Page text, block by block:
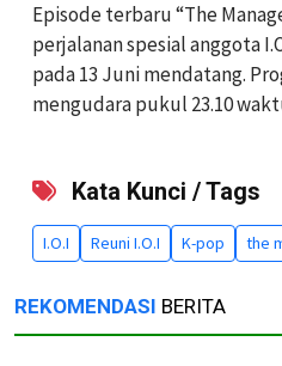
Episode terbaru “The
perjalanan spesial anggota
pada 13 Juni mendatang.
mengudara pukul 23.10
Kata Kunci / Tags
I.O.I Reuni I.O.I K-pop the
REKOMENDASI BERITA